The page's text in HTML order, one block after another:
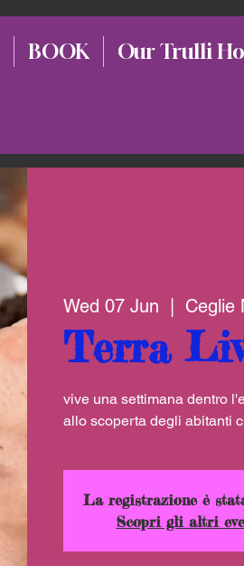
BOOK Our Trulli
Wed 07 Jun Ceglie
Terra
vive una settimana dentro
allo scoperta degli abitanti
La registrazione è
Scopri gli altri